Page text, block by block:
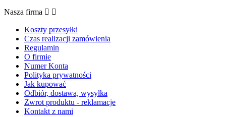
Nasza firma  
Koszty przesyłki
Czas realizacji zamówienia
Regulamin
O firmie
Numer Konta
Polityka prywatności
Jak kupować
Odbiór, dostawa, wysyłka
Zwrot produktu - reklamacje
Kontakt z nami